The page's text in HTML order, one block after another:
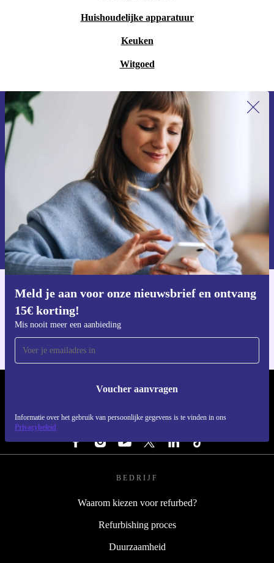
Huishoudelijke apparatuur
Keuken
Witgoed
Meld je aan voor onze nieuwsbrief en ontvang
15€ korting!
Mis nooit meer een aanbieding
Voucher aanvragen
Informatie over het gebruik van persoonlijke gegevens is te vinden in ons
Privacybeleid
Meld je aan voor onze nieuwsbrief en
ontvang €15 korting!
Mis nooit meer een aanbieding.
Voucher aanvragen
Informatie over het gebruik van persoonsgegevens vind je in ons
privacybeleid
Download de refurbed app
REFURBED NEDERLAND - RETHINK NEW.
VOLG ONS
BEDRIJF
Waarom kiezen voor refurbed?
Refurbishing proces
Duurzaamheid